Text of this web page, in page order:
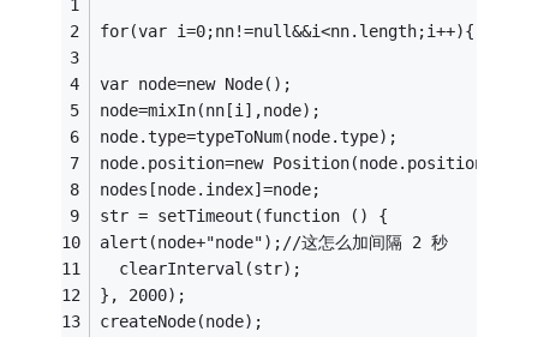
for(var i=0;nn!=null&&i<nn.length;i++){
var node=new Node();
node=mixIn(nn[i],node);
node.type=typeToNum(node.type);
node.position=new
nodes[node.index]=node;
str = setTimeout(function () {
alert(node+"node");//这怎么加间隔 2 秒
  clearInterval(str);
}, 2000);
createNode(node);